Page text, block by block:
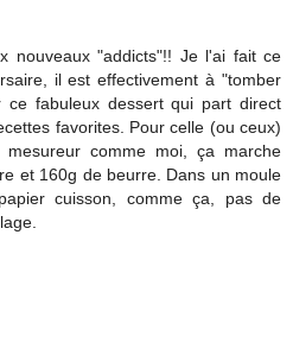
nouveaux "addicts"!! Je l'ai fait ce
il est effectivement à "tomber
ce fabuleux dessert qui part direct
favorites. Pour celle (ou ceux)
comme moi, ça marche
et 160g de beurre. Dans un moule
cuisson, comme ça, pas de